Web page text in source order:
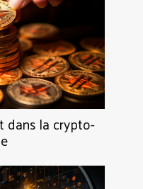
dans la crypto-